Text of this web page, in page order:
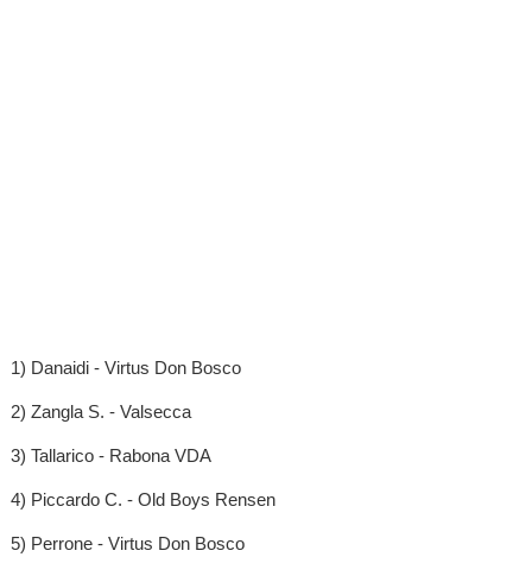
1) Danaidi - Virtus Don Bosco
2) Zangla S. - Valsecca
3) Tallarico - Rabona VDA
4) Piccardo C. - Old Boys Rensen
5) Perrone - Virtus Don Bosco